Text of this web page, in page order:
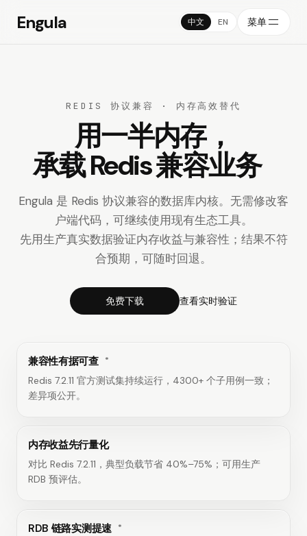
Engula 中文 EN 菜单
REDIS 协议兼容 · 内存高效替代
用一半内存，
承载 Redis 兼容业务
Engula 是 Redis 协议兼容的数据库内核。无需修改客
户端代码，可继续使用现有生态工具。
先用生产真实数据验证内存收益与兼容性；结果不符
合预期，可随时回退。
免费下载 查看实时验证
兼容性有据可查 *
Redis 7.2.11 官方测试集持续运行，4300+ 个子用例一致；
差异项公开。
内存收益先行量化
对比 Redis 7.2.11，典型负载节省 40%–75%；可用生产
RDB 预评估。
RDB 链路实测提速 *